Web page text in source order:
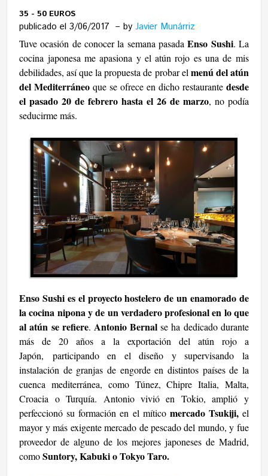
35 - 50 EUROS
publicado el 3/06/2017 byJavier Munárriz
Tuve ocasión de conocer la semana pasadaEnso Sushi. La
cocina japonesa me apasiona y el atún rojo es una de mis
debilidades, así que la propuesta de probar el menú del atún
del Mediterráneoque se ofrece en dicho restaurante desde
el pasado 20 de febrero hasta el 26 de marzo, no podía
seducirme más.
Enso Sushi es el proyecto hostelero de un enamorado de
la cocina nipona y de un verdadero profesional en lo que
al atún se refiere. Antonio Bernal se ha dedicado durante
más de 20 años a la exportación del atún rojo a
Japón, participando en el diseño y supervisando la
instalación de granjas de engorde en distintos países de la
cuenca mediterránea, como Túnez, Chipre Italia, Malta,
Croacia o Turquía. Antonio vivió en Tokio,amplió y
perfeccionó su formación en el mítico mercado Tsukiji,el
mayor y más exigente mercado de pescado del mundo, y fue
proveedor de alguno de los mejores japoneses de Madrid,
comoSuntory, Kabuki o Tokyo Taro.